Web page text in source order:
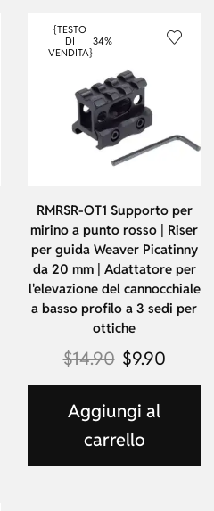
{TESTO
DI
VENDITA}
34%
RMRSR-OT1 Supporto per
mirino a punto rosso | Riser
per guida Weaver Picatinny
da 20 mm | Adattatore per
l'elevazione del cannocchiale
a basso profilo a 3 sedi per
ottiche
$14.90 $9.90
Aggiungi al
carrello